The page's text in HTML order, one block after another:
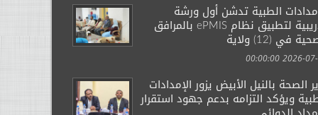
الطبية تدشن أول ورشة
تدريبية لتطبيق نظام ePMIS بالمرافق
في (12) ولاية
2026-07-14
الصحة بالنيل الأبيض يزور الإمدادات
ويؤكد التزامه بدعم جهود استقرار